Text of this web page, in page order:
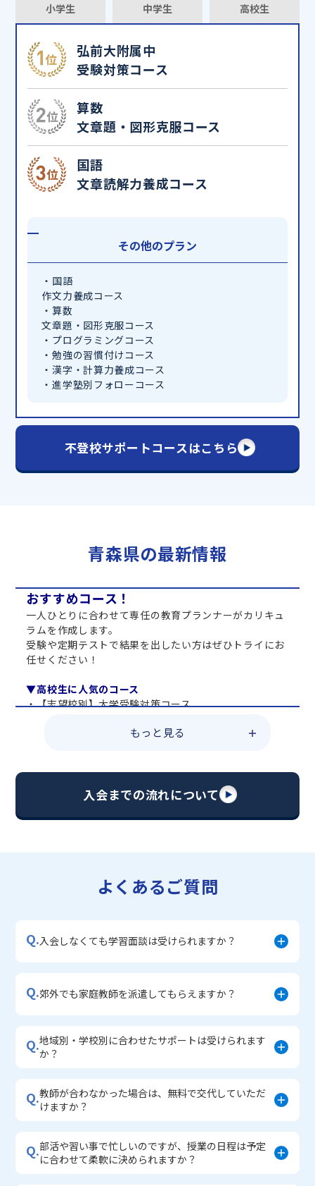
小学生 中学生 高校生
弘前大附属中
受験対策コース
算数
文章題・図形克服コース
国語
文章読解力養成コース
その他のプラン
・国語
作文力養成コース
・算数
文章題・図形克服コース
・プログラミングコース
・勉強の習慣付けコース
・漢字・計算力養成コース
・進学塾別フォローコース
不登校サポートコースはこちら
青森県の最新情報
おすすめコース！
一人ひとりに合わせて専任の教育プランナーがカリキュ
ラムを作成します。
受験や定期テストで結果を出したい方はぜひトライにお
任せください！
▼高校生に人気のコース
・【志望校別】大学受験対策コース
・総合型選抜直前対策コース
・【志望校別】公立・私立高校受験対策コース
・宿題サポートコース
・学習習慣定着コース
もっと見る
入会までの流れについて
よくあるご質問
Q.入会しなくても学習面談は受けられますか？
Q.郊外でも家庭教師を派遣してもらえますか？
Q.地域別・学校別に合わせたサポートは受けられます
か？
Q.教師が合わなかった場合は、無料で交代していただ
けますか？
Q.部活や習い事で忙しいのですが、授業の日程は予定
に合わせて柔軟に決められますか？